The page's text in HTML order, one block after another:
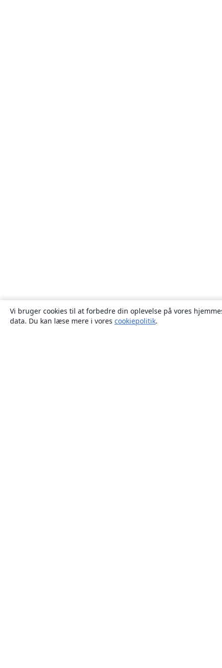
Vi bruger cookies til at forbedre din oplevelse på vores
data. Du kan læse mere i vores cookiepolitik.